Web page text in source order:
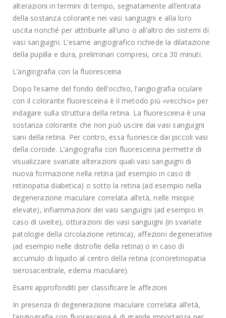
alterazioni in termini di tempo, segnatamente all’entrata
della sostanza colorante nei vasi sanguigni e alla loro
uscita nonché per attribuirle all’uno o all’altro dei sistemi di
vasi sanguigni. L’esame angiografico richiede la dilatazione
della pupilla e dura, preliminari compresi, circa 30 minuti.
L’angiografia con la fluoresceina
Dopo l’esame del fondo dell’occhio, l’angiografia oculare
con il colorante fluoresceina è il metodo più «vecchio» per
indagare sulla struttura della retina. La fluoresceina è una
sostanza colorante che non può uscire dai vasi sanguigni
sani della retina. Per contro, essa fuoriesce dai piccoli vasi
della coroide. L’angiografia con fluoresceina permette di
visualizzare svariate alterazioni quali vasi sanguigni di
nuova formazione nella retina (ad esempio in caso di
retinopatia diabetica) o sotto la retina (ad esempio nella
degenerazione maculare correlata all’età, nelle miopie
elevate), infiammazioni dei vasi sanguigni (ad esempio in
caso di uveite), otturazioni dei vasi sanguigni (in svariate
patologie della circolazione retinica), affezioni degenerative
(ad esempio nelle distrofie della retina) o in caso di
accumulo di liquido al centro della retina (corioretinopatia
sierosacentrale, edema maculare).
Esami approfonditi per classificare le affezioni
In presenza di degenerazione maculare correlata all’età,